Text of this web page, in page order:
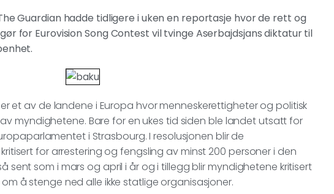
Guardian hadde tidligere i uken en reportasje hvor de rett og
for Eurovision Song Contest vil tvinge Aserbajdsjans diktatur til
et av de landene i Europa hvor menneskerettigheter og politisk
myndighetene. Bare for en ukes tid siden ble landet utsatt for
i Strasbourg. I resolusjonen blir de
for arrestering og fengsling av minst 200 personer i den
sent som i mars og april i år og i tillegg blir myndighetene kritisert
å stenge ned alle ikke statlige organisasjoner.